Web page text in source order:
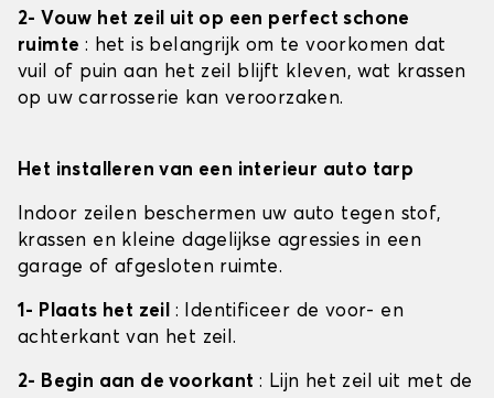
2- Vouw het zeil uit op een perfect schone
ruimte : het is belangrijk om te voorkomen dat
vuil of puin aan het zeil blijft kleven, wat krassen
op uw carrosserie kan veroorzaken.
Het installeren van een interieur auto tarp
Indoor zeilen beschermen uw auto tegen stof,
krassen en kleine dagelijkse agressies in een
garage of afgesloten ruimte.
1- Plaats het zeil : Identificeer de voor- en
achterkant van het zeil.
2- Begin aan de voorkant : Lijn het zeil uit met de